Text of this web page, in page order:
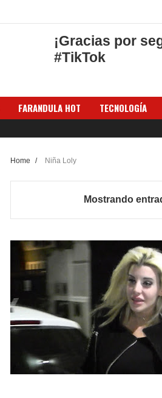
¡Gracias por
#TikTok
FARANDULA HOT TECNOLOGÍA
Home / Niña Loly
Mostrando